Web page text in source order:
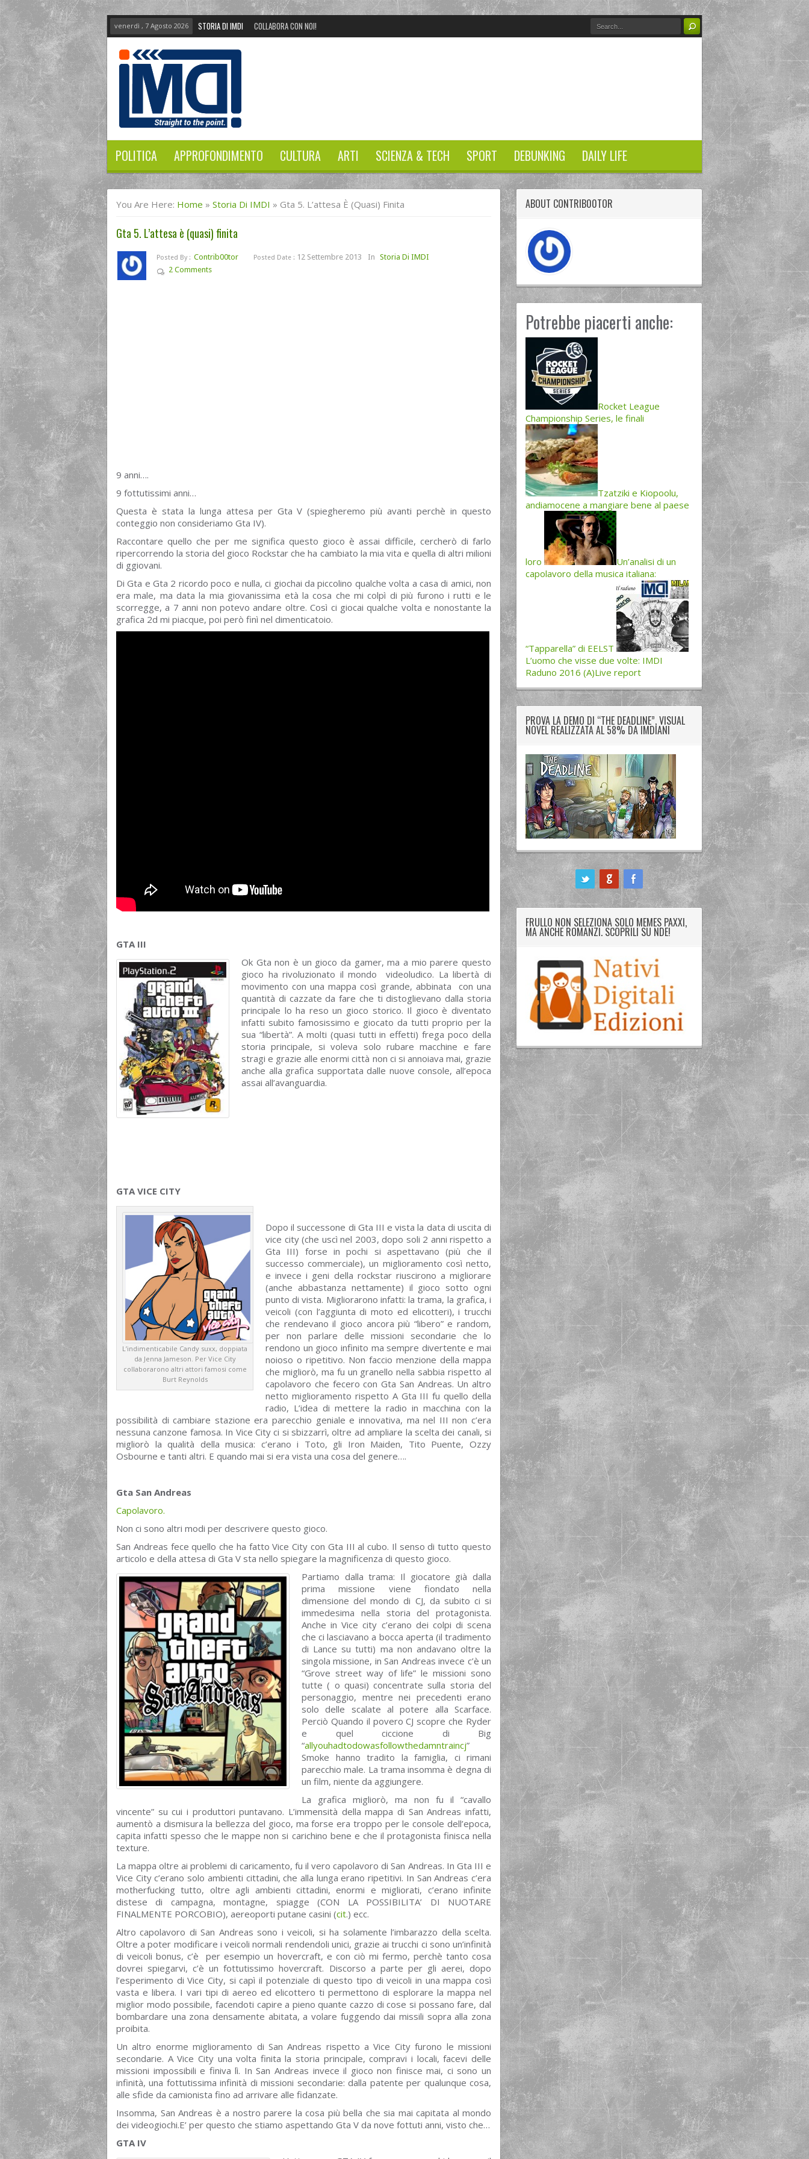
venerdì , 7 Agosto 2026 STORIA DI IMDI COLLABORA CON NOI!
POLITICA APPROFONDIMENTO CULTURA ARTI SCIENZA & TECH SPORT DEBUNKING DAILY LIFE
You Are Here: Home » Storia Di IMDI » Gta 5. L’attesa È (quasi) Finita
Gta 5. L’attesa è (quasi) finita
Posted By : Contrib00tor Posted Date : 12 Settembre 2013 In Storia Di IMDI
2 Comments
9 anni….
9 fottutissimi anni…
Questa è stata la lunga attesa per Gta V (spiegheremo più avanti perchè in questo
conteggio non consideriamo Gta IV).
Raccontare quello che per me significa questo gioco è assai difficile, cercherò di farlo
ripercorrendo la storia del gioco Rockstar che ha cambiato la mia vita e quella di altri milioni
di ggiovani.
Di Gta e Gta 2 ricordo poco e nulla, ci giochai da piccolino qualche volta a casa di amici, non
era male, ma data la mia giovanissima età la cosa che mi colpì di più furono i rutti e le
scorregge, a 7 anni non potevo andare oltre. Così ci giocai qualche volta e nonostante la
grafica 2d mi piacque, poi però finì nel dimenticatoio.
GTA III
Ok Gta non è un gioco da gamer, ma a mio parere questo
gioco ha rivoluzionato il mondo videoludico. La libertà di
movimento con una mappa così grande, abbinata con una
quantità di cazzate da fare che ti distoglievano dalla storia
principale lo ha reso un gioco storico. Il gioco è diventato
infatti subito famosissimo e giocato da tutti proprio per la
sua “libertà”. A molti (quasi tutti in effetti) frega poco della
storia principale, si voleva solo rubare macchine e fare
stragi e grazie alle enormi città non ci si annoiava mai, grazie
anche alla grafica supportata dalle nuove console, all’epoca
assai all’avanguardia.
GTA VICE CITY
L’indimenticabile Candy suxx, doppiata
da Jenna Jameson. Per Vice City
collaborarono altri attori famosi come
Burt Reynolds
Dopo il successone di Gta III e vista la data di uscita di
vice city (che uscì nel 2003, dopo soli 2 anni rispetto a
Gta III) forse in pochi si aspettavano (più che il
successo commerciale), un miglioramento così netto,
e invece i geni della rockstar riuscirono a migliorare
(anche abbastanza nettamente) il gioco sotto ogni
punto di vista. Migliorarono infatti: la trama, la grafica, i
veicoli (con l’aggiunta di moto ed elicotteri), i trucchi
che rendevano il gioco ancora più “libero” e random,
per non parlare delle missioni secondarie che lo
rendono un gioco infinito ma sempre divertente e mai
noioso o ripetitivo. Non faccio menzione della mappa
che migliorò, ma fu un granello nella sabbia rispetto al
capolavoro che fecero con Gta San Andreas. Un altro
netto miglioramento rispetto A Gta III fu quello della
radio, L’idea di mettere la radio in macchina con la
possibilità di cambiare stazione era parecchio geniale e innovativa, ma nel III non c’era
nessuna canzone famosa. In Vice City ci si sbizzarrì, oltre ad ampliare la scelta dei canali, si
migliorò la qualità della musica: c’erano i Toto, gli Iron Maiden, Tito Puente, Ozzy
Osbourne e tanti altri. E quando mai si era vista una cosa del genere….
Gta San Andreas
Capolavoro.
Non ci sono altri modi per descrivere questo gioco.
San Andreas fece quello che ha fatto Vice City con Gta III al cubo. Il senso di tutto questo
articolo e della attesa di Gta V sta nello spiegare la magnificenza di questo gioco.
Partiamo dalla trama: Il giocatore già dalla
prima missione viene fiondato nella
dimensione del mondo di CJ, da subito ci si
immedesima nella storia del protagonista.
Anche in Vice city c’erano dei colpi di scena
che ci lasciavano a bocca aperta (il tradimento
di Lance su tutti) ma non andavano oltre la
singola missione, in San Andreas invece c’è un
“Grove street way of life” le missioni sono
tutte ( o quasi) concentrate sulla storia del
personaggio, mentre nei precedenti erano
solo delle scalate al potere alla Scarface.
Perciò Quando il povero CJ scopre che Ryder
e quel ciccione di Big
“allyouhadtodowasfollowthedamntraincj”
Smoke hanno tradito la famiglia, ci rimani
parecchio male. La trama insomma è degna di
un film, niente da aggiungere.
La grafica migliorò, ma non fu il “cavallo
vincente” su cui i produttori puntavano. L’immensità della mappa di San Andreas infatti,
aumentò a dismisura la bellezza del gioco, ma forse era troppo per le console dell’epoca,
capita infatti spesso che le mappe non si carichino bene e che il protagonista finisca nella
texture.
La mappa oltre ai problemi di caricamento, fu il vero capolavoro di San Andreas. In Gta III e
Vice City c’erano solo ambienti cittadini, che alla lunga erano ripetitivi. In San Andreas c’era
motherfucking tutto, oltre agli ambienti cittadini, enormi e migliorati, c’erano infinite
distese di campagna, montagne, spiagge (CON LA POSSIBILITA’ DI NUOTARE
FINALMENTE PORCOBIO), aereoporti putane casini (cit.) ecc.
Altro capolavoro di San Andreas sono i veicoli, si ha solamente l’imbarazzo della scelta.
Oltre a poter modificare i veicoli normali rendendoli unici, grazie ai trucchi ci sono un’infinità
di veicoli bonus, c’è per esempio un hovercraft, e con ciò mi fermo, perchè tanto cosa
dovrei spiegarvi, c’è un fottutissimo hovercraft. Discorso a parte per gli aerei, dopo
l’esperimento di Vice City, si capì il potenziale di questo tipo di veicoli in una mappa così
vasta e libera. I vari tipi di aereo ed elicottero ti permettono di esplorare la mappa nel
miglior modo possibile, facendoti capire a pieno quante cazzo di cose si possano fare, dal
bombardare una zona densamente abitata, a volare fuggendo dai missili sopra alla zona
proibita.
Un altro enorme miglioramento di San Andreas rispetto a Vice City furono le missioni
secondarie. A Vice City una volta finita la storia principale, compravi i locali, facevi delle
missioni impossibili e finiva lì. In San Andreas invece il gioco non finisce mai, ci sono un
infinità, una fottutissima infinità di missioni secondarie: dalla patente per qualunque cosa,
alle sfide da camionista fino ad arrivare alle fidanzate.
Insomma, San Andreas è a nostro parere la cosa più bella che sia mai capitata al mondo
dei videogiochi.E’ per questo che stiamo aspettando Gta V da nove fottuti anni, visto che…
GTA IV
ABOUT CONTRIB00TOR
Potrebbe piacerti anche:
Rocket League
Championship Series, le finali
Tzatziki e Kiopoolu,
andiamocene a mangiare bene al paese
loro
Un’analisi di un
capolavoro della musica italiana:
“Tapparella” di EELST
L’uomo che visse due volte: IMDI
Raduno 2016 (A)Live report
PROVA LA DEMO DI “THE DEADLINE”, VISUAL
NOVEL REALIZZATA AL 58% DA IMDIANI
FRULLO NON SELEZIONA SOLO MEMES PAXXI,
MA ANCHE ROMANZI. SCOPRILI SU NDE!